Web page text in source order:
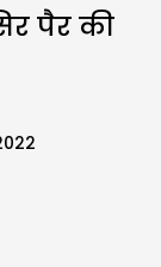
पैर की